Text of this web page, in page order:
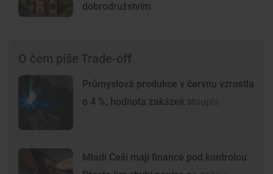
dobrodružstvím
O čem píše Trade-off
Průmyslová produkce v červnu vzrostla
o 4 %, hodnota zakázek stoupla
Mladí Češi mají finance pod kontrolou.